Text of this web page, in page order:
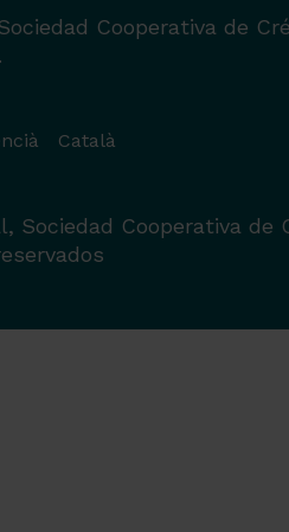
Cooperativa de
Català
Sociedad Cooperativa de